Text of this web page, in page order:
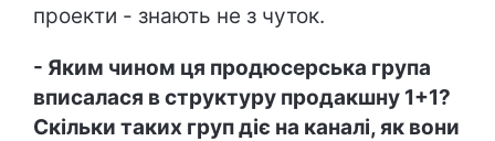
проекти - знають не з чуток.
- Яким чином ця продюсерська група
вписалася в структуру продакшну 1+1?
Скільки таких груп діє на каналі, як вони